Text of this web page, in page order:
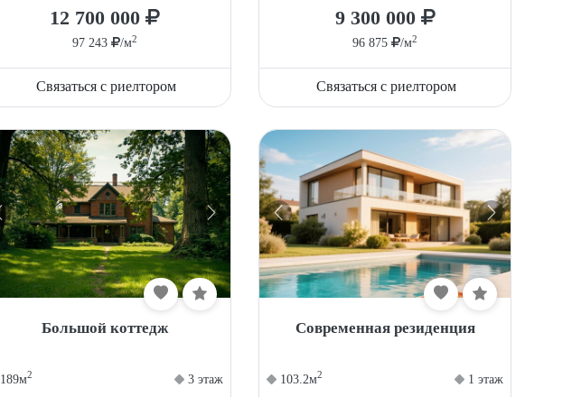
12 700 000
97 243 /м2
Связаться с риелтором
9 300 000
96 875 /м2
Связаться с риелтором
Большой коттедж
189м2
3 этаж
Современная резиденция
103.2м2
1 этаж